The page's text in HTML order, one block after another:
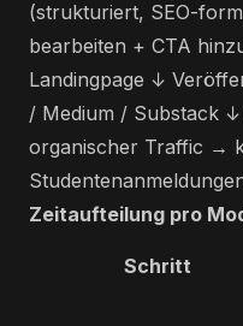
(strukturiert, SEO-
bearbeiten + CTA
Landingpage ↓
/ Medium / Substack
organischer Traffic →
Zeitaufteilung pro
Schritt